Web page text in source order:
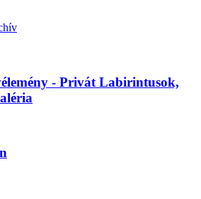
- Privát Labirintusok,